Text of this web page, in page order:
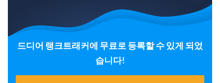
드디어 랭크트래커에 무료로 등록할 수 있게 되었
습니다!